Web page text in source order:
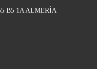
B5 1A ALMERÍA